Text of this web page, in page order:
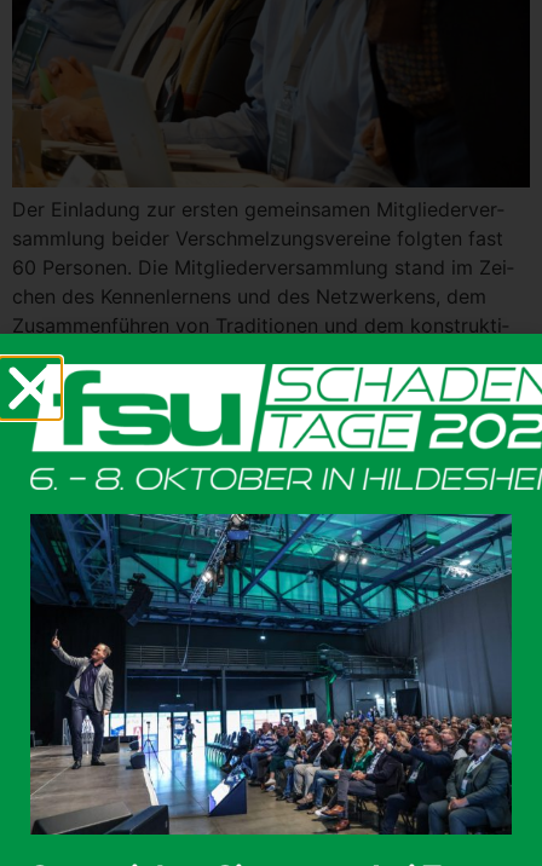
Der Ein­la­dung zur ers­ten gemein­sa­men Mit­glie­der­ver­
samm­lung bei­der Ver­schmel­zungs­ver­ei­ne folg­ten fast
60 Per­so­nen. Die Mit­glie­der­ver­samm­lung stand im Zei­
chen des Ken­nen­ler­nens und des Netz­wer­kens, dem
Zusam­men­füh­ren von Tra­di­tio­nen und dem kon­struk­ti­
ven Aus­tausch. Schließ­lich galt es, das Bes­te aus zwei
Ver­bän­den zusam­men­zu­füh­ren und zukünf­tig zu opti­
mie­ren. Der fei­er­li­che Anlass wur­de am Abend im extra
für uns her­ge­rich­te­ten Eventbereich […]
48. Aache­ner Bau­sach­ver­stän­di­gen­ta­ge: Die Zukunft